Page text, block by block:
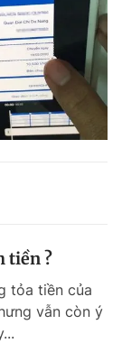
tiền ?
tỏa tiền của
vẫn còn ý